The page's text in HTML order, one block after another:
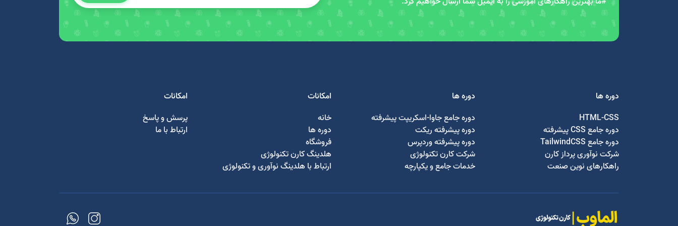
دوره ها
HTML-CSS
دوره جامع CSS پیشرفته
دوره جامع TailwindCSS
شرکت نوآوری پرداز کارن
راهکارهای نوین صنعت
دوره ها
دوره جامع جاوا-اسکریپت پیشرفته
دوره پیشرفته ریکت
دوره پیشرفته وردپرس
شرکت کارن تکنولوژی
خدمات جامع و یکپارچه
امکانات
خانه
دوره ها
فروشگاه
هلدینگ کارن تکنولوژی
ارتباط با هلدینگ نوآوری و تکنولوژی
امکانات
پرسش و پاسخ
ارتباط با ما